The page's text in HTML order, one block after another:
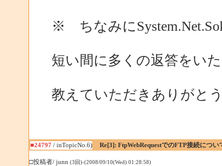
※ ちなみに
短い間に多くの返答をい
教えていただきありがと
■24797/ inTopicNo.6) Re[3]: FtpWebRequestでのFTP接続につい
□投稿者/ junn (3回)-(2008/09/10(Wed) 01:28:58)